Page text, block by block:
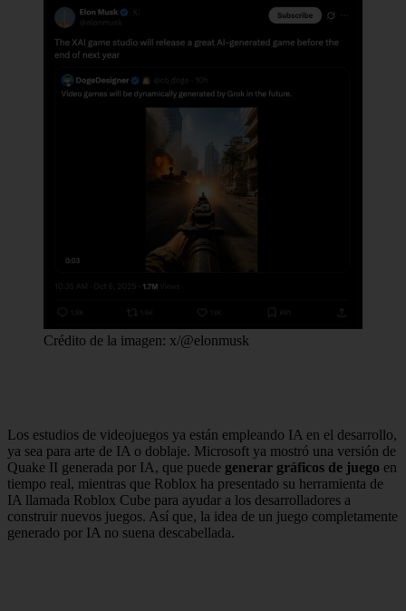
Crédito de la imagen: x/@elonmusk
Los estudios de videojuegos ya están empleando IA en el desarrollo,
ya sea para arte de IA o doblaje. Microsoft ya mostró una versión de
Quake II generada por IA, que puede generar gráficos de juego en
tiempo real, mientras que Roblox ha presentado su herramienta de
IA llamada Roblox Cube para ayudar a los desarrolladores a
construir nuevos juegos. Así que, la idea de un juego completamente
generado por IA no suena descabellada.